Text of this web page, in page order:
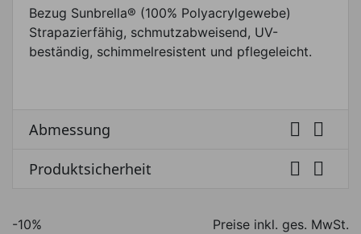
Bezug Sunbrella® (100% Polyacrylgewebe)
Strapazierfähig, schmutzabweisend, UV-
beständig, schimmelresistent und pflegeleicht.
Abmessung  
Produktsicherheit  
-10%
Preise inkl. ges. MwSt.